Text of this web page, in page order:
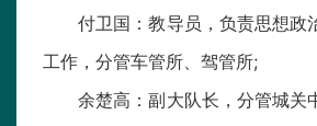
付卫国：教导员，负责思想政
工作，分管车管所、驾管所;
余楚高：副大队长，分管城关